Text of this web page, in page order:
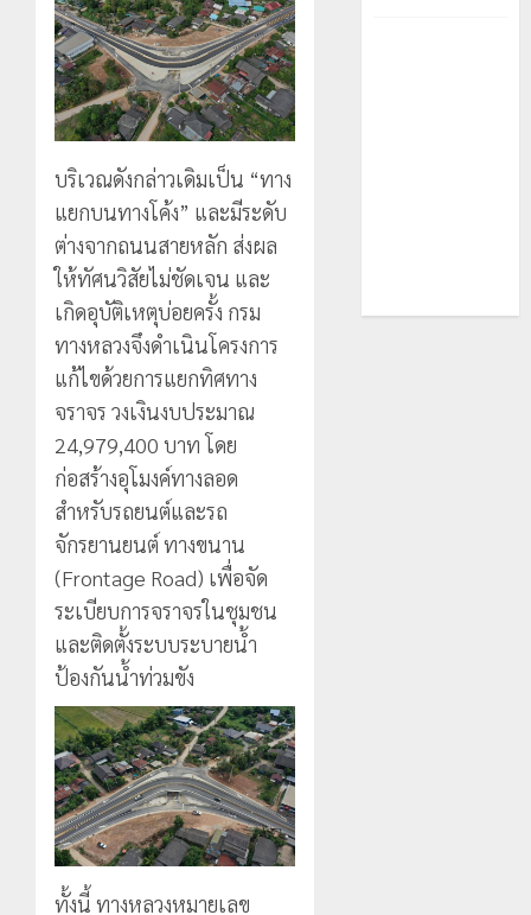
บริเวณดังกล่าวเดิมเป็น “ทาง
แยกบนทางโค้ง” และมีระดับ
ต่างจากถนนสายหลัก ส่งผล
ให้ทัศนวิสัยไม่ชัดเจน และ
เกิดอุบัติเหตุบ่อยครั้ง กรม
ทางหลวงจึงดำเนินโครงการ
แก้ไขด้วยการแยกทิศทาง
จราจร วงเงินงบประมาณ
24,979,400 บาท โดย
ก่อสร้างอุโมงค์ทางลอด
สำหรับรถยนต์และรถ
จักรยานยนต์ ทางขนาน
(Frontage Road) เพื่อจัด
ระเบียบการจราจรในชุมชน
และติดตั้งระบบระบายน้ำ
ป้องกันน้ำท่วมขัง
ทั้งนี้ ทางหลวงหมายเลข